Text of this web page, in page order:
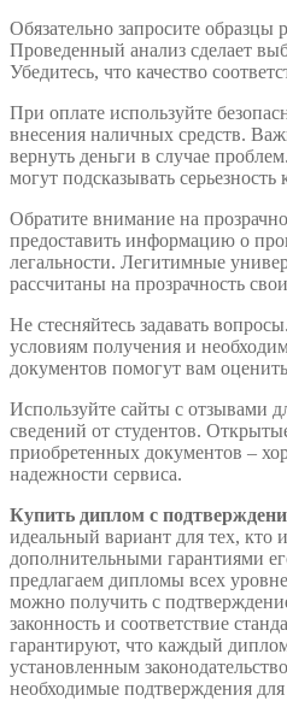
Обязательно запросите
Проведенный анализ сделает
Убедитесь, что качество
При оплате используйте
внесения наличных средств.
вернуть деньги в случае
могут подсказывать
Обратите внимание на
предоставить информацию о
легальности. Легитимные
рассчитаны на прозрачность
Не стесняйтесь задавать
условиям получения и
документов помогут вам
Используйте сайты с отзывами
сведений от студентов.
приобретенных документов –
надежности сервиса.
Купить диплом с
идеальный вариант для тех, кто
дополнительными гарантиями
предлагаем дипломы всех
можно получить с
законность и соответствие
гарантируют, что каждый диплом
установленным
необходимые подтверждения для